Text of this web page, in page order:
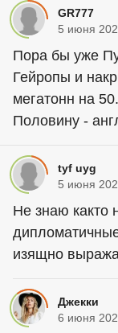
GR777
5 июня
Пора бы уже
Гейропы и
мегатонн на
Половину -
tyf uyg
5 июня
Не знаю както
изящно
Джекки
6 июня